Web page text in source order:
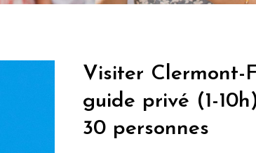
Visiter Clermont-
guide privé (1-
30 personnes